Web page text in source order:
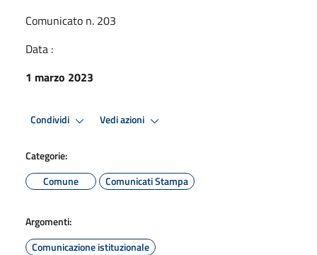
Comunicato n. 203
Data :
1 marzo 2023
Condividi Vedi azioni
Categorie:
Comune
Comunicati Stampa
Argomenti:
Comunicazione istituzionale